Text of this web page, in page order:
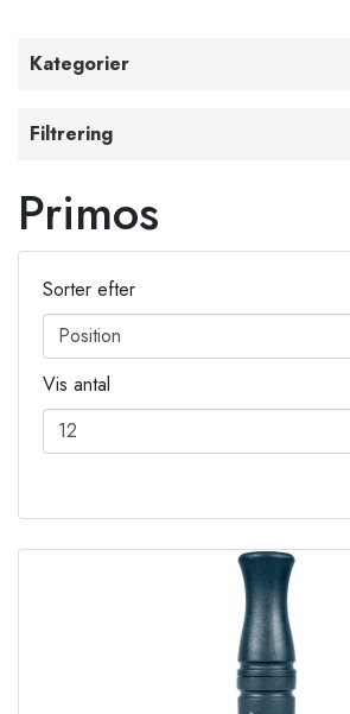
Kategorier
Filtrering
Primos
Sorter efter
Vis antal